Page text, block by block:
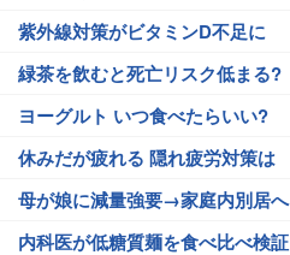
紫外線対策がビタミンD不足に
緑茶を飲むと死亡リスク低まる?
ヨーグルト いつ食べたらいい?
休みだが疲れる 隠れ疲労対策は
母が娘に減量強要→家庭内別居へ
内科医が低糖質麺を食べ比べ検証